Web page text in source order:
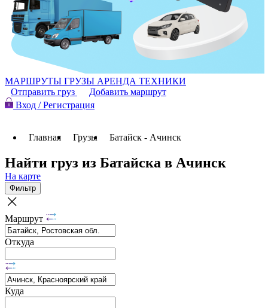
МАРШРУТЫ ГРУЗЫ АРЕНДА ТЕХНИКИ
Отправить груз
Добавить маршрут
Вход / Регистрация
Главная Грузы Батайск - Ачинск
Найти груз из Батайска в Ачинск
На карте
Фильтр
Маршрут
Откуда
Куда